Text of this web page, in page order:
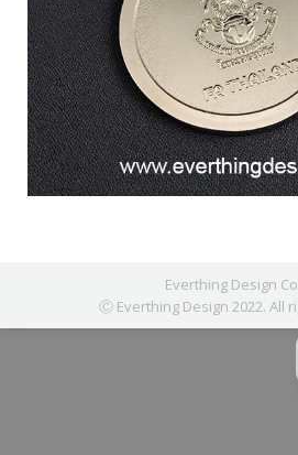
Everthing Design
Ⓒ Everthing Design 2022. All